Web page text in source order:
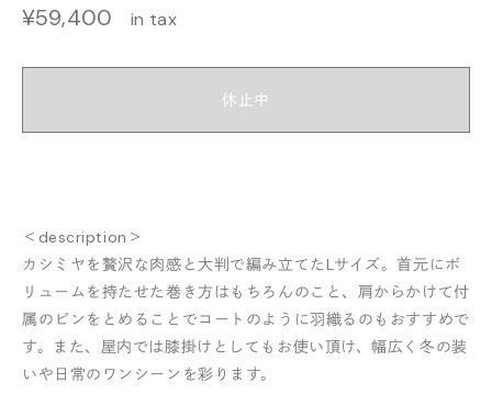
¥59,400
in tax
休止中
＜description＞
カシミヤを贅沢な肉感と大判で編み立てたLサイズ。首元にボ
リュームを持たせた巻き方はもちろんのこと、肩からかけて付
属のピンをとめることでコートのように羽織るのもおすすめで
す。また、屋内では膝掛けとしてもお使い頂け、幅広く冬の装
いや日常のワンシーンを彩ります。